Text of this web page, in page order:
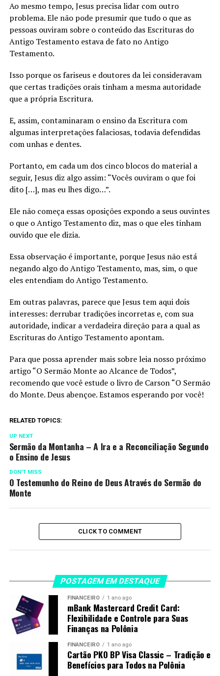
Ao mesmo tempo, Jesus precisa lidar com outro
problema. Ele não pode presumir que tudo o que as
pessoas ouviram sobre o conteúdo das Escrituras do
Antigo Testamento estava de fato no Antigo
Testamento.
Isso porque os fariseus e doutores da lei consideravam
que certas tradições orais tinham a mesma autoridade
que a própria Escritura.
E, assim, contaminaram o ensino da Escritura com
algumas interpretações falaciosas, todavia defendidas
com unhas e dentes.
Portanto, em cada um dos cinco blocos do material a
seguir, Jesus diz algo assim: “Vocês ouviram o que foi
dito […], mas eu lhes digo…”.
Ele não começa essas oposições expondo a seus ouvintes
o que o Antigo Testamento diz, mas o que eles tinham
ouvido que ele dizia.
Essa observação é importante, porque Jesus não está
negando algo do Antigo Testamento, mas, sim, o que
eles entendiam do Antigo Testamento.
Em outras palavras, parece que Jesus tem aqui dois
interesses: derrubar tradições incorretas e, com sua
autoridade, indicar a verdadeira direção para a qual as
Escrituras do Antigo Testamento apontam.
Para que possa aprender mais sobre leia nosso próximo
artigo “O Sermão Monte ao Alcance de Todos”,
recomendo que você estude o livro de Carson “O Sermão
do Monte. Deus abençoe. Estamos esperando por você!
RELATED TOPICS:
UP NEXT
Sermão da Montanha – A Ira e a Reconciliação Segundo
o Ensino de Jesus
DON'T MISS
O Testemunho do Reino de Deus Através do Sermão do
Monte
CLICK TO COMMENT
POSTAGEM EM DESTAQUE
FINANCEIRO 1 ano ago
mBank Mastercard Credit Card:
Flexibilidade e Controle para Suas
Finanças na Polônia
FINANCEIRO 1 ano ago
Cartão PKO BP Visa Classic – Tradição e
Benefícios para Todos na Polônia